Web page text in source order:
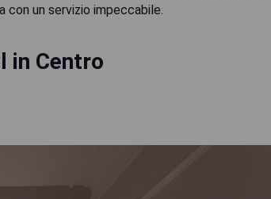
un servizio impeccabile.
in Centro